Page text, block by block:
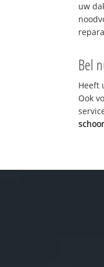
uw
Bel
Heeft
Ook